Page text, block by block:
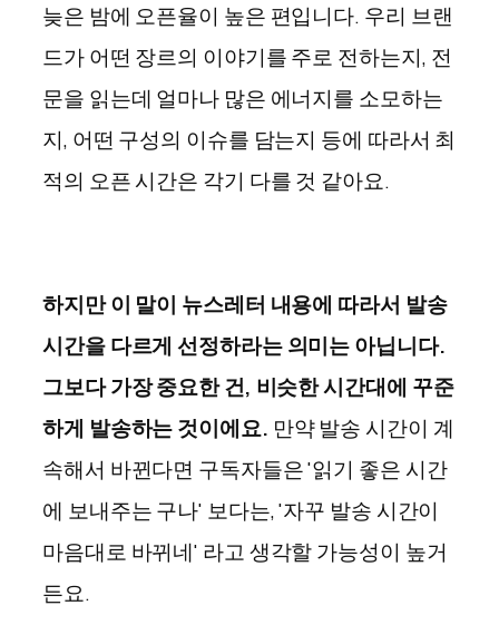
늦은 밤에 오픈율이 높은 편입니다. 우리 브랜
드가 어떤 장르의 이야기를 주로 전하는지, 전
문을 읽는데 얼마나 많은 에너지를 소모하는
지, 어떤 구성의 이슈를 담는지 등에 따라서 최
적의 오픈 시간은 각기 다를 것 같아요.
하지만 이 말이 뉴스레터 내용에 따라서 발송
시간을 다르게 선정하라는 의미는 아닙니다.
그보다 가장 중요한 건, 비슷한 시간대에 꾸준
하게 발송하는 것이에요. 만약 발송 시간이 계
속해서 바뀐다면 구독자들은 '읽기 좋은 시간
에 보내주는 구나' 보다는, '자꾸 발송 시간이
마음대로 바뀌네' 라고 생각할 가능성이 높거
든요.